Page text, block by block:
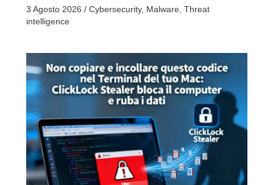
3 Agosto 2026 / Cybersecurity, Malware, Threat
intelligence